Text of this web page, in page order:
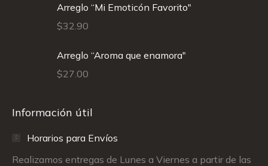
Arreglo “Mi Emoticón Favorito"
$32.90
Arreglo “Aroma que enamora"
$27.00
Información útil
Horarios para Envíos
Realizamos entregas de Lunes a Viernes a partir de las